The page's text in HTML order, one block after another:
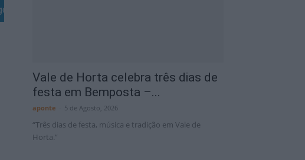
Vale de Horta celebra três dias de
festa em Bemposta –...
aponte 5 de Agosto, 2026
“Três dias de festa, música e tradição em Vale de
Horta.”